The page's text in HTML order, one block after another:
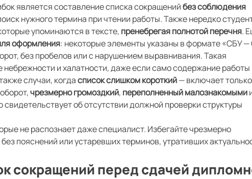
является составление списка сокращенийбез соблюдения
нужного термина при чтении работы. Также нередко
упоминаются в тексте, пренебрегая полнотой перечня.
оформления: некоторые элементы указаны в формате «СБУ
без пробелов или с нарушением выравнивания. Такая
и халатности, даже если само содержание работы
случаи, когдасписок слишком короткий— включает только
чрезмерно громоздкий, переполненный малознакомыми
свидетельствует об отсутствии должной проверки структуры
не распознает даже специалист. Избегайте чрезмерно
пояснений или устаревших терминов, утративших
сокращений перед сдачей